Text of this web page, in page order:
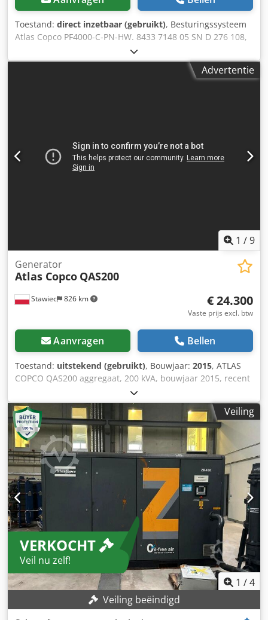
Toestand: direct inzetbaar (gebruikt), Besturingssysteem
Atlas Copco PF4000-C-PN-HW. 8433 7148 05 SN D 276 108,
gebruikt, lichte gebruikssporen, 100% functioneel,
leveringsomvang conform foto's Csdpfsrv Nz Asx An Usha
Advertentie
1 /9
Stawiec 826 km
Generator
Atlas Copco QAS200
€ 24.300
Vaste prijs excl. btw
Aanvragen Bellen
Toestand: uitstekend (gebruikt), Bouwjaar: 2015, ATLAS
COPCO QAS200 aggregaat, 200 kVA, bouwjaar 2015, recent
onderhouden. Chodpfxozp H T Hs An Usa Technische
specificaties: Vermogen: 200 kVA (160 kW); Bouwjaar: 2015;
Motor: VOLVO PENTA; Draaiuren: 3705 uur. Aggregaat is
volledig operationeel. Netto prijs: 105.000 zł Bruto prijs:
129.150 zł Link naar de video hieronder.
Veiling
VERKOCHT
Veil nu zelf!
1 /4
Veiling beëindigd